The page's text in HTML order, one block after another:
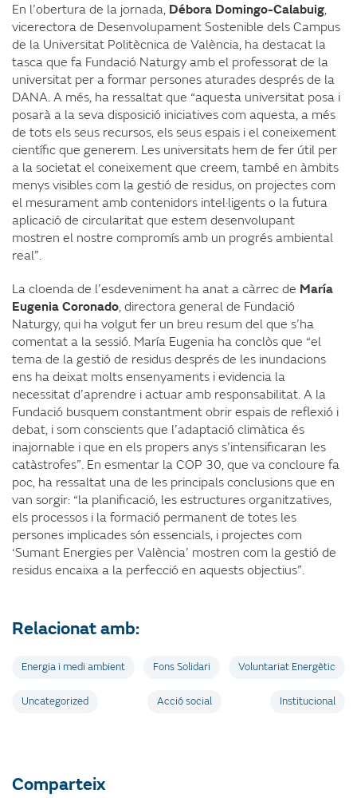
En l’obertura de la jornada, Débora Domingo-Calabuig,
vicerectora de Desenvolupament Sostenible dels Campus
de la Universitat Politècnica de València, ha destacat la
tasca que fa Fundació Naturgy amb el professorat de la
universitat per a formar persones aturades després de la
DANA. A més, ha ressaltat que “aquesta universitat posa i
posarà a la seva disposició iniciatives com aquesta, a més
de tots els seus recursos, els seus espais i el coneixement
científic que generem. Les universitats hem de fer útil per
a la societat el coneixement que creem, també en àmbits
menys visibles com la gestió de residus, on projectes com
el mesurament amb contenidors intel·ligents o la futura
aplicació de circularitat que estem desenvolupant
mostren el nostre compromís amb un progrés ambiental
real”.
La cloenda de l’esdeveniment ha anat a càrrec de María
Eugenia Coronado, directora general de Fundació
Naturgy, qui ha volgut fer un breu resum del que s’ha
comentat a la sessió. María Eugenia ha conclòs que “el
tema de la gestió de residus després de les inundacions
ens ha deixat molts ensenyaments i evidencia la
necessitat d’aprendre i actuar amb responsabilitat. A la
Fundació busquem constantment obrir espais de reflexió i
debat, i som conscients que l’adaptació climàtica és
inajornable i que en els propers anys s’intensificaran les
catàstrofes”. En esmentar la COP 30, que va concloure fa
poc, ha ressaltat una de les principals conclusions que en
van sorgir: “la planificació, les estructures organitzatives,
els processos i la formació permanent de totes les
persones implicades són essencials, i projectes com
‘Sumant Energies per València’ mostren com la gestió de
residus encaixa a la perfecció en aquests objectius”.
Relacionat amb:
Energia i medi ambient Fons Solidari Voluntariat Energètic
Uncategorized Acció social Institucional
Comparteix